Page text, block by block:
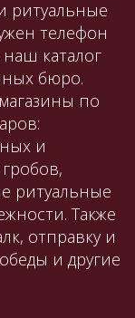
ритуальные
телефон
наш каталог
бюро.
по
и
ритуальные
Также
отправку и
и другие